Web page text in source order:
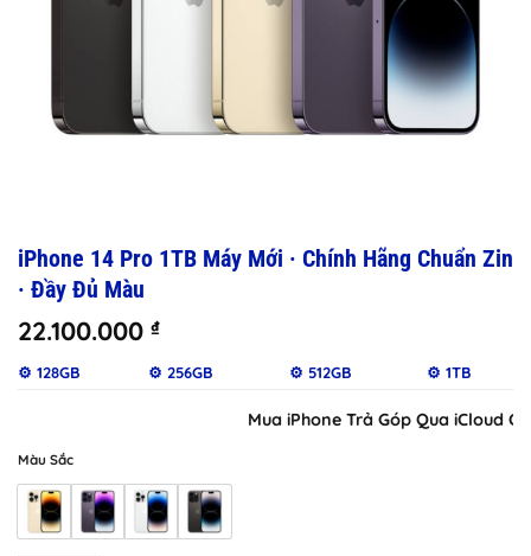
iPhone 14 Pro 1TB Máy Mới · Chính Hãng Chuẩn Zin
· Đầy Đủ Màu
22.100.000 ₫
⚙️ 128GB ⚙️ 256GB ⚙️ 512GB ⚙️ 1TB
Mua iPhone Trả Góp Qua iCloud Chỉ
Màu Sắc